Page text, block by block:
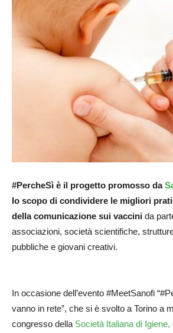
#PercheSì è il progetto promosso da
lo scopo di condividere le migliori
della comunicazione sui vaccini da
associazioni, società scientifiche,
pubbliche e giovani creativi.
In occasione dell’evento #MeetSanofi
vanno in rete”, che si è svolto a Torino a
congresso della Società Italiana di Igiene,